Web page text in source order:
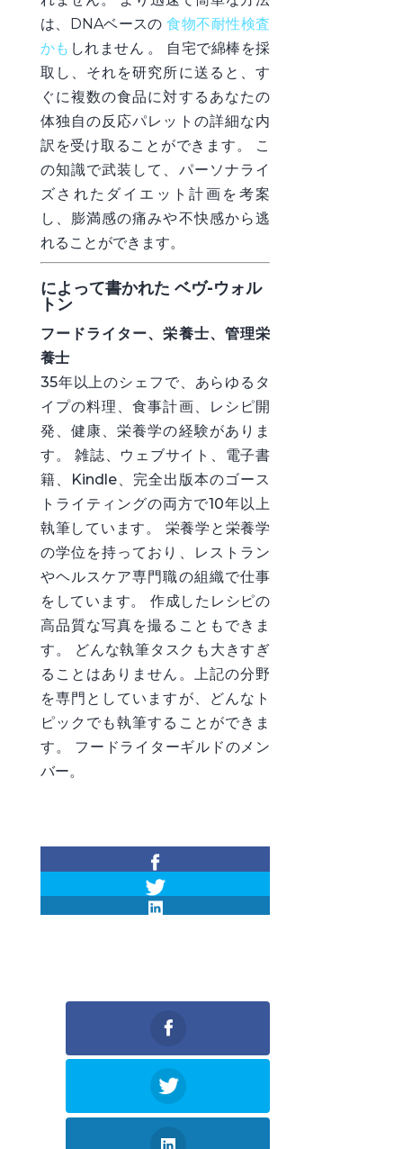
は、DNAベースの食物不耐性検査
かも しれません 。
自宅で綿棒を採
取し、それを研究所に送ると、す
ぐに複数の食品に対するあなたの
体独自の反応パレットの詳細な内
訳を受け取ることができます。 こ
の知識で武装して、パーソナライ
ズされたダイエット計画を考案
し、膨満感の痛みや不快感から逃
れる ことができます。
によって書かれた ベヴ-ウォル
トン
フードライター、栄養士、管理栄
養士
35年以上のシェフで、あらゆるタ
イプの料理、食事計画、レシピ開
発、健康、栄養学の経験がありま
す。 雑誌、ウェブサイト、電子書
籍、Kindle、完全出版本のゴース
トライティングの両方で10年以上
執筆しています。 栄養学と栄養学
の学位を持っており、レストラン
やヘルスケア専門職の組織で仕事
をしています。 作成したレシピの
高品質な写真を撮ることもできま
す。 どんな執筆タスクも大きすぎ
ることはありません。上記の分野
を専門としていますが、どんなト
ピックでも執筆することができま
す。 フードライターギルドのメン
バー。